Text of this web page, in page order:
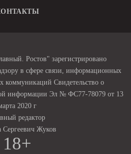
Ростов" зарегистрировано
в сфере связи, информационных
коммуникаций Свидетельство о
информации Эл № ФС77-78079 от 13
2020 г
редактор
Сергеевич Жуков
18+